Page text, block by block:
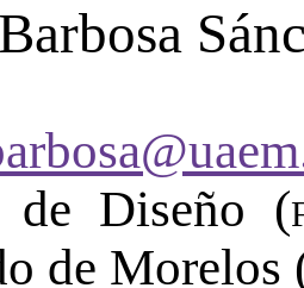
de Diseño (
de Morelos